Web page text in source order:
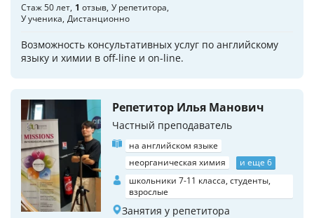
Стаж 50 лет 1 отзыв У репетитора
У ученика Дистанционно
Возможность консультативных услуг по английскому
языку и химии в off-line и on-line.
Репетитор Илья Манович
Частный преподаватель
на английском языке
неорганическая химия
и еще 6
школьники 7-11 класса, студенты,
взрослые
Занятия у репетитора